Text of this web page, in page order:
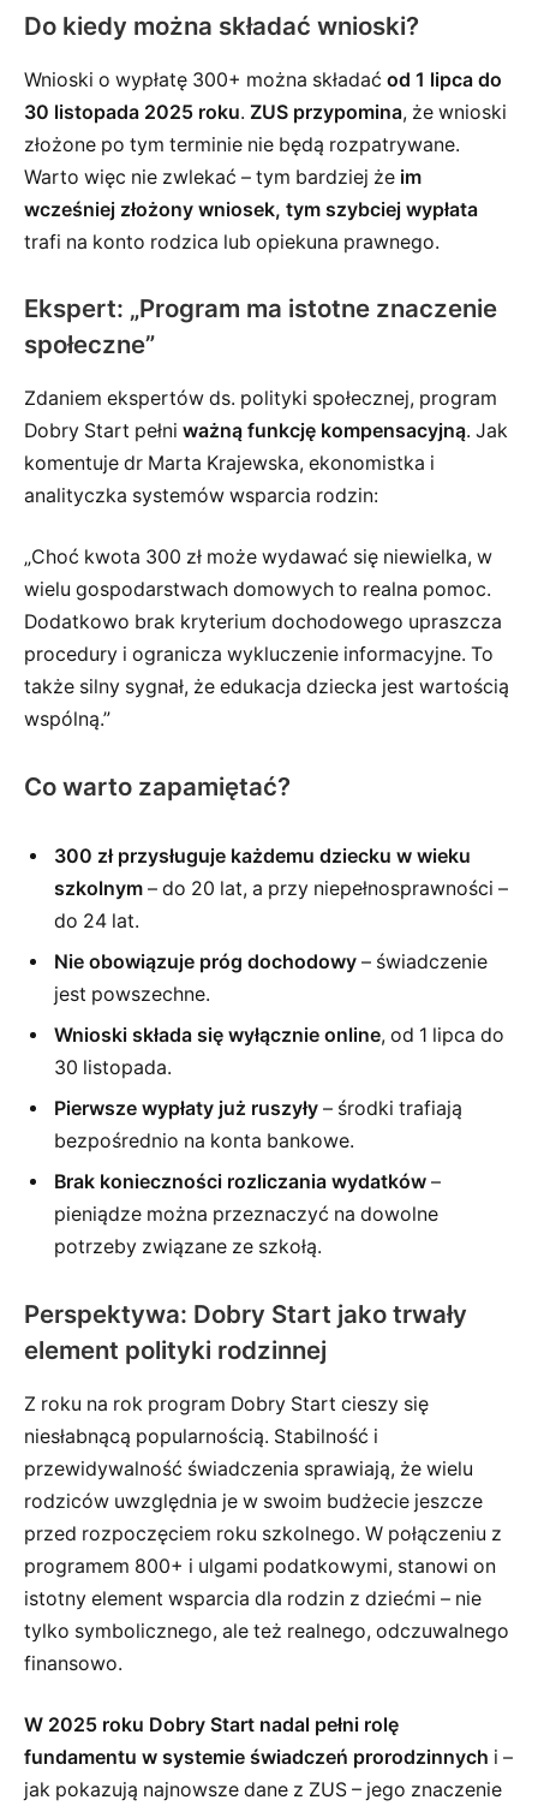
Do kiedy można składać wnioski?
Wnioski o wypłatę 300+ można składać od 1 lipca do
30 listopada 2025 roku. ZUS przypomina, że wnioski
złożone po tym terminie nie będą rozpatrywane.
Warto więc nie zwlekać – tym bardziej że im
wcześniej złożony wniosek, tym szybciej wypłata
trafi na konto rodzica lub opiekuna prawnego.
Ekspert: „Program ma istotne znaczenie
społeczne”
Zdaniem ekspertów ds. polityki społecznej, program
Dobry Start pełni ważną funkcję kompensacyjną. Jak
komentuje dr Marta Krajewska, ekonomistka i
analityczka systemów wsparcia rodzin:
„Choć kwota 300 zł może wydawać się niewielka, w
wielu gospodarstwach domowych to realna pomoc.
Dodatkowo brak kryterium dochodowego upraszcza
procedury i ogranicza wykluczenie informacyjne. To
także silny sygnał, że edukacja dziecka jest wartością
wspólną.”
Co warto zapamiętać?
300 zł przysługuje każdemu dziecku w wieku
szkolnym – do 20 lat, a przy niepełnosprawności –
do 24 lat.
Nie obowiązuje próg dochodowy – świadczenie
jest powszechne.
Wnioski składa się wyłącznie online, od 1 lipca do
30 listopada.
Pierwsze wypłaty już ruszyły – środki trafiają
bezpośrednio na konta bankowe.
Brak konieczności rozliczania wydatków –
pieniądze można przeznaczyć na dowolne
potrzeby związane ze szkołą.
Perspektywa: Dobry Start jako trwały
element polityki rodzinnej
Z roku na rok program Dobry Start cieszy się
niesłabnącą popularnością. Stabilność i
przewidywalność świadczenia sprawiają, że wielu
rodziców uwzględnia je w swoim budżecie jeszcze
przed rozpoczęciem roku szkolnego. W połączeniu z
programem 800+ i ulgami podatkowymi, stanowi on
istotny element wsparcia dla rodzin z dziećmi – nie
tylko symbolicznego, ale też realnego, odczuwalnego
finansowo.
W 2025 roku Dobry Start nadal pełni rolę
fundamentu w systemie świadczeń prorodzinnych i –
jak pokazują najnowsze dane z ZUS – jego znaczenie